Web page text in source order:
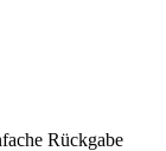
Rückgabe